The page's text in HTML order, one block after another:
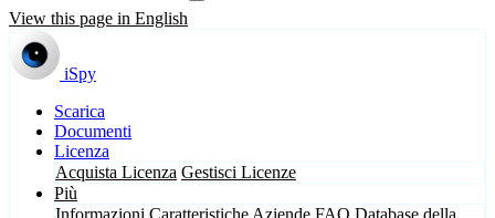
View this page in English
iSpy
Scarica
Documenti
Licenza
Acquista Licenza Gestisci Licenze
Più
Informazioni Caratteristiche Aziende FAQ Database della